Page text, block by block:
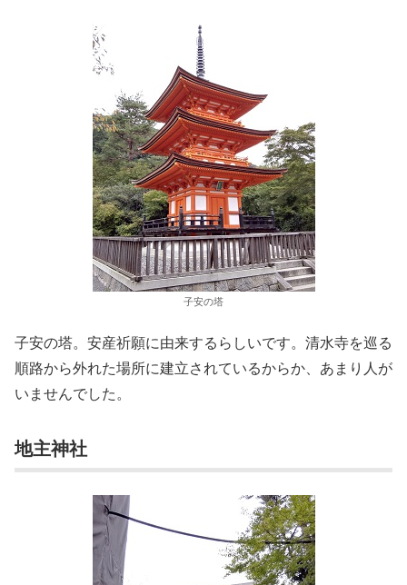
子安の塔
子安の塔。安産祈願に由来するらしいです。清水寺を巡る
順路から外れた場所に建立されているからか、あまり人が
いませんでした。
地主神社